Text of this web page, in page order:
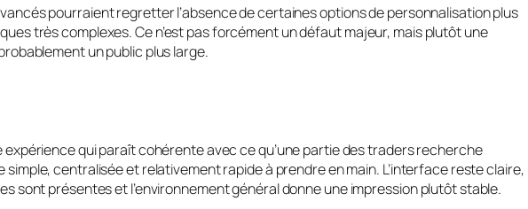
pourraient regretter l’absence de certaines options de personnalisation plus
très complexes. Ce n’est pas forcément un défaut majeur, mais plutôt une
un public plus large.
expérience qui paraît cohérente avec ce qu’une partie des traders recherche
simple, centralisée et relativement rapide à prendre en main. L’interface reste claire,
sont présentes et l’environnement général donne une impression plutôt stable.